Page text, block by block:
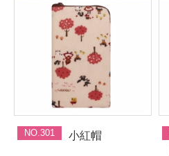
NO.301 小紅帽